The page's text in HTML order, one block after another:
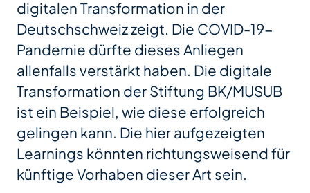
digitalen Transformation in der
Deutschschweiz zeigt. Die COVID-19-
Pandemie dürfte dieses Anliegen
allenfalls verstärkt haben. Die digitale
Transformation der Stiftung BK/MUSUB
ist ein Beispiel, wie diese erfolgreich
gelingen kann. Die hier aufgezeigten
Learnings könnten richtungsweisend für
künftige Vorhaben dieser Art sein.